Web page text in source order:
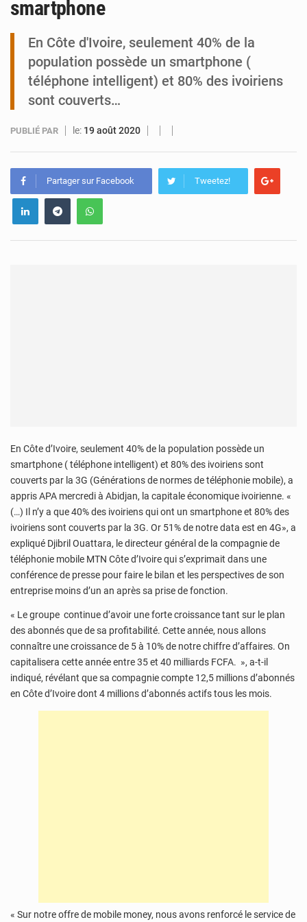
smartphone
En Côte d'Ivoire, seulement 40% de la
population possède un smartphone (
téléphone intelligent) et 80% des ivoiriens
sont couverts…
PUBLIÉ PAR le: 19 août 2020
Partager sur Facebook Tweetez!
En Côte d’Ivoire, seulement 40% de la population possède un
smartphone ( téléphone intelligent) et 80% des ivoiriens sont
couverts par la 3G (Générations de normes de téléphonie mobile), a
appris APA mercredi à Abidjan, la capitale économique ivoirienne. «
(…) Il n’y a que 40% des ivoiriens qui ont un smartphone et 80% des
ivoiriens sont couverts par la 3G. Or 51% de notre data est en 4G», a
expliqué Djibril Ouattara, le directeur général de la compagnie de
téléphonie mobile MTN Côte d’Ivoire qui s’exprimait dans une
conférence de presse pour faire le bilan et les perspectives de son
entreprise moins d’un an après sa prise de fonction.
« Le groupe continue d’avoir une forte croissance tant sur le plan
des abonnés que de sa profitabilité. Cette année, nous allons
connaître une croissance de 5 à 10% de notre chiffre d’affaires. On
capitalisera cette année entre 35 et 40 milliards FCFA. », a-t-il
indiqué, révélant que sa compagnie compte 12,5 millions d’abonnés
en Côte d’Ivoire dont 4 millions d’abonnés actifs tous les mois.
« Sur notre offre de mobile money, nous avons renforcé le service de